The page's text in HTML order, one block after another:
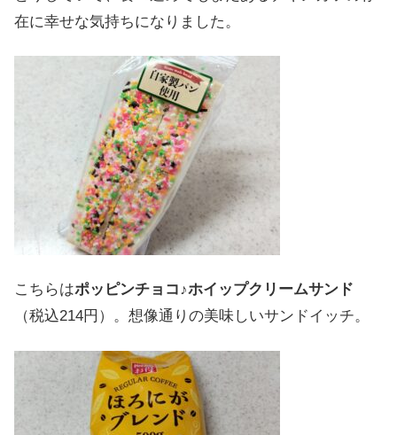
在に幸せな気持ちになりました。
こちらはポッピンチョコ♪ホイップクリームサンド
（税込214円）。想像通りの美味しいサンドイッチ。